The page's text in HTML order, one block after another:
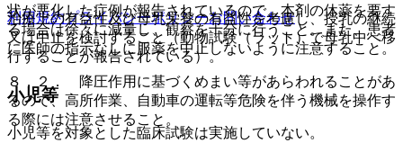
治療上の有益性及び母乳栄養の有益性を考慮し、授乳の継続
又は中止を検討すること（動物試験（ラット）で母乳中へ移
行することが報告されている）。
小児等
小児等を対象とした臨床試験は実施していない。
状が悪化した症例が報告されているので、本剤の休薬を要す
る場合は徐々に減量し、観察を十分に行うこと。また、患者
に医師の指示なしに服薬を中止しないように注意すること。
８．２． 降圧作用に基づくめまい等があらわれることがあ
るので、高所作業、自動車の運転等危険を伴う機械を操作す
る際には注意させること。
利用規約プライバシーポリシーお問い合わせ